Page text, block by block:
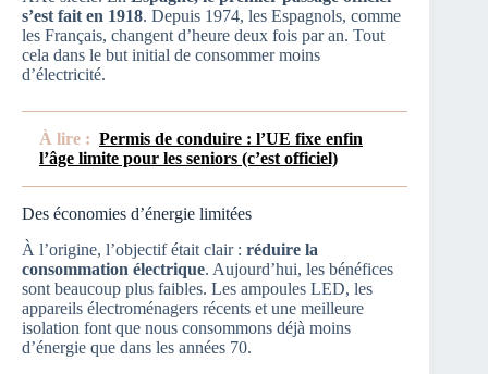
s’est fait en 1918. Depuis 1974, les Espagnols, comme
les Français, changent d’heure deux fois par an. Tout
cela dans le but initial de consommer moins
d’électricité.
À lire : Permis de conduire : l’UE fixe enfin
l’âge limite pour les seniors (c’est officiel)
Des économies d’énergie limitées
À l’origine, l’objectif était clair : réduire la
consommation électrique. Aujourd’hui, les bénéfices
sont beaucoup plus faibles. Les ampoules LED, les
appareils électroménagers récents et une meilleure
isolation font que nous consommons déjà moins
d’énergie que dans les années 70.